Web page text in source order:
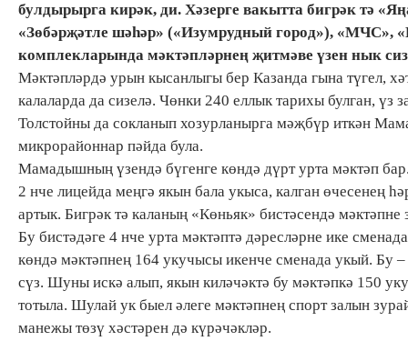
булдырырга кирәк, ди. Хәзерге вакытта бигрәк тә
«Зөбәрҗәтле шәһәр» («Изумрудный город»), «МЧС»,
комплекларында мәктәпләрнең җитмәве үзен нык
Мәктәпләрдә урын кысанлыгы бер Казанда гына түгел,
калаларда да сизелә. Чөнки 240 еллык тарихы булган,
Толстойны да сокланып хозурланырга мәҗбүр иткән
микрорайоннар пәйда була.
Мамадышның үзендә бүгенге көндә дүрт урта мәктәп
2 нче лицейда меңгә якын бала укыса, калган өчесенең
артык. Бигрәк тә каланың «Көньяк» бистәсендә мәктәпне
Бу бистәдәге 4 нче урта мәктәптә дәресләрне ике
көндә мәктәпнең 164 укучысы икенче сменада укый. Бу –
сүз. Шуны искә алып, якын киләчәктә бу мәктәпкә 150
тотыла. Шулай ук быел әлеге мәктәпнең спорт залын
манежы төзү хәстәрен дә күрәчәкләр.